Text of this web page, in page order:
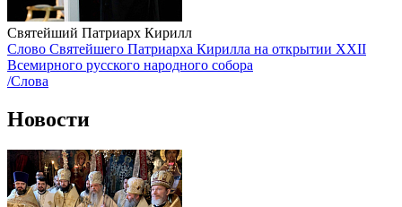
Святейший Патриарх Кирилл
Слово Святейшего Патриарха Кирилла на открытии XХII
Всемирного русского народного собора
/Слова
Новости